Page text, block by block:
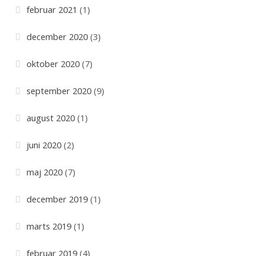
i
r
februar 2021 (1)
december 2020(3)
oktober 2020(7)
september 2020(9)
august 2020(1)
juni 2020(2)
maj 2020(7)
december 2019(1)
marts 2019(1)
februar 2019(4)